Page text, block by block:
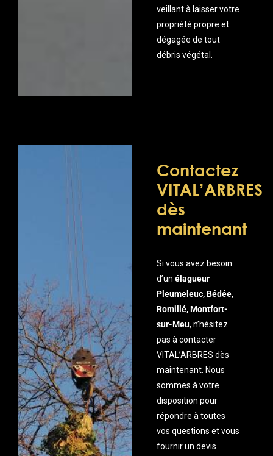
veillant à laisser votre
propriété propre et
dégagée de tout
débris végétal.
Contactez
VITAL’ARBRES
dès
maintenant
Si vous avez besoin
d’un élagueur
Pleumeleuc, Bédée,
Romillé, Montfort-
sur-Meu, n’hésitez
pas à contacter
VITAL’ARBRES dès
maintenant. Nous
sommes à votre
disposition pour
répondre à toutes
vos questions et vous
fournir un devis